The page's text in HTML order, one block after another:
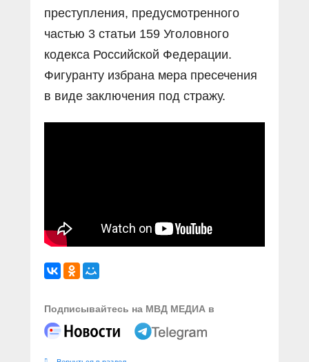
преступления, предусмотренного
частью 3 статьи 159 Уголовного
кодекса Российской Федерации.
Фигуранту избрана мера пресечения
в виде заключения под стражу.
Подписывайтесь на МВД МЕДИА в